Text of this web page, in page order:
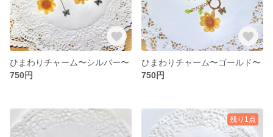
ひまわりチャーム〜シルバー〜
750円
ひまわりチャーム〜ゴールド〜
750円
残り1点